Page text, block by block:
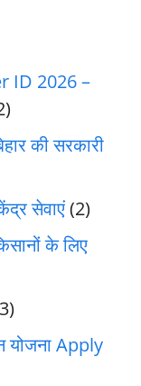
ID 2026 –
की सरकारी
सेवाएं(2)
के लिए
योजना Apply